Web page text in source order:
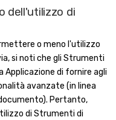
dell'utilizzo di
o meno l'utilizzo
si noti che gli Strumenti
di fornire agli
avanzate (in linea
Pertanto,
di Strumenti di